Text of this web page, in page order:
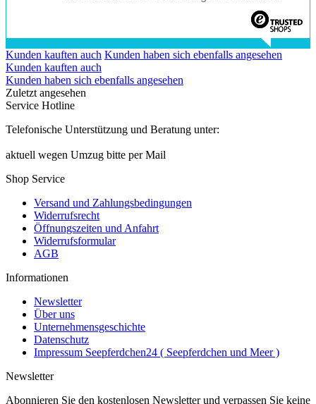
Kunden kauften auch Kunden haben sich ebenfalls angesehen
Kunden kauften auch
Kunden haben sich ebenfalls angesehen
Zuletzt angesehen
Service Hotline
Telefonische Unterstützung und Beratung unter:
aktuell wegen Umzug bitte per Mail
Shop Service
Versand und Zahlungsbedingungen
Widerrufsrecht
Öffnungszeiten und Anfahrt
Widerrufsformular
AGB
Informationen
Newsletter
Über uns
Unternehmensgeschichte
Datenschutz
Impressum Seepferdchen24 ( Seepferdchen und Meer )
Newsletter
Abonnieren Sie den kostenlosen Newsletter und verpassen Sie keine